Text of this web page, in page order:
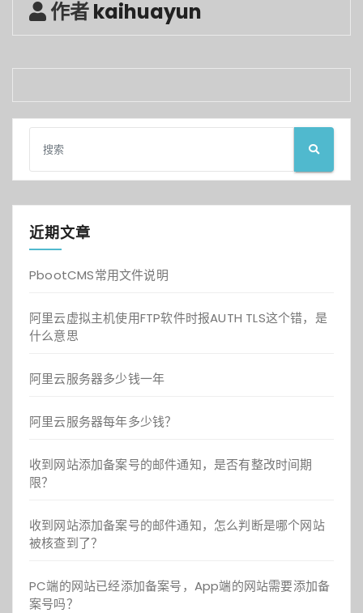
作者kaihuayun
近期文章
PbootCMS常用文件说明
阿里云虚拟主机使用FTP软件时报AUTH TLS这个错，是
什么意思
阿里云服务器多少钱一年
阿里云服务器每年多少钱？
收到网站添加备案号的邮件通知，是否有整改时间期
限？
收到网站添加备案号的邮件通知，怎么判断是哪个网站
被核查到了？
PC端的网站已经添加备案号，App端的网站需要添加备
案号吗？